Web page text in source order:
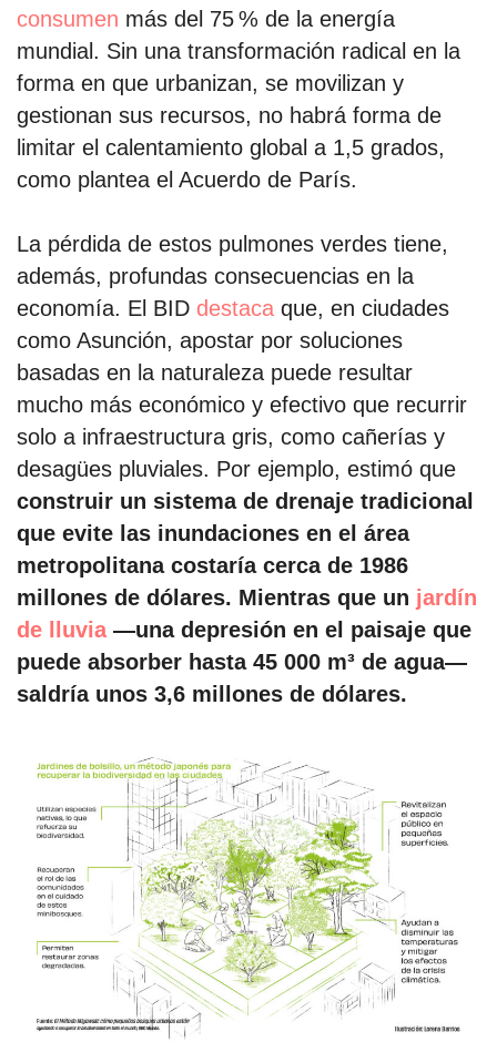
consumen más del 75 % de la energía
mundial. Sin una transformación radical en la
forma en que urbanizan, se movilizan y
gestionan sus recursos, no habrá forma de
limitar el calentamiento global a 1,5 grados,
como plantea el Acuerdo de París.
La pérdida de estos pulmones verdes tiene,
además, profundas consecuencias en la
economía. El BID destaca que, en ciudades
como Asunción, apostar por soluciones
basadas en la naturaleza puede resultar
mucho más económico y efectivo que recurrir
solo a infraestructura gris, como cañerías y
desagües pluviales. Por ejemplo, estimó que
construir un sistema de drenaje tradicional
que evite las inundaciones en el área
metropolitana costaría cerca de 1986
millones de dólares. Mientras que un jardín
de lluvia—una depresión en el paisaje que
puede absorber hasta 45 000 m³ de agua—
saldría unos 3,6 millones de dólares.